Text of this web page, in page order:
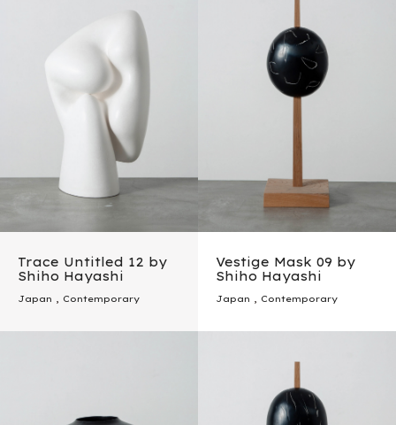
Trace Untitled 12 by
Shiho Hayashi
Japan , Contemporary
Vestige Mask 09 by
Shiho Hayashi
Japan , Contemporary